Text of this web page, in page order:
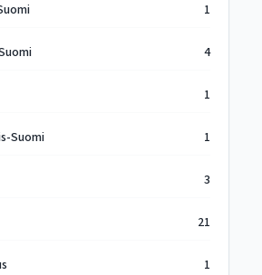
1
4
1
Suomi 1
3
21
1